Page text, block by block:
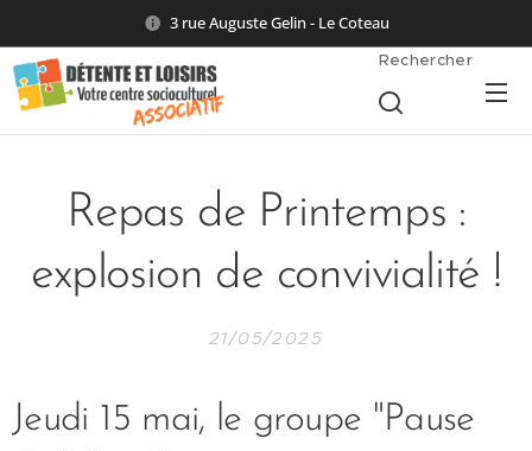
3 rue Auguste Gelin - Le Coteau
Rechercher
Repas de Printemps :
explosion de convivialité !
21/05/2025
Jeudi 15 mai, le groupe "Pause